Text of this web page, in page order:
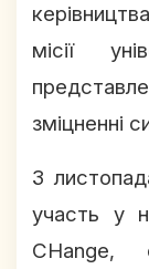
місії
зміцненні
З
участь у
CHange,